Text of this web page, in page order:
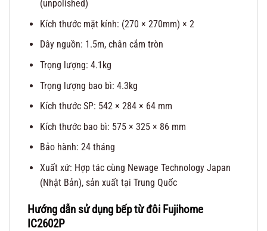
(unpolished)
Kích thước mặt kính: (270 × 270mm) × 2
Dây nguồn: 1.5m, chân cắm tròn
Trọng lượng: 4.1kg
Trọng lượng bao bì: 4.3kg
Kích thước SP: 542 × 284 × 64 mm
Kích thước bao bì: 575 × 325 × 86 mm
Bảo hành: 24 tháng
Xuất xứ: Hợp tác cùng Newage Technology Japan
(Nhật Bản), sản xuất tại Trung Quốc
Hướng dẫn sử dụng bếp từ đôi Fujihome
IC2602P